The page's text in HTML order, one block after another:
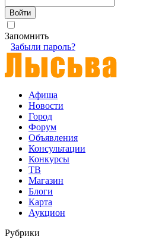
Запомнить
Забыли пароль?
Афиша
Новости
Город
Форум
Объявления
Консультации
Конкурсы
ТВ
Магазин
Блоги
Карта
Аукцион
Рубрики